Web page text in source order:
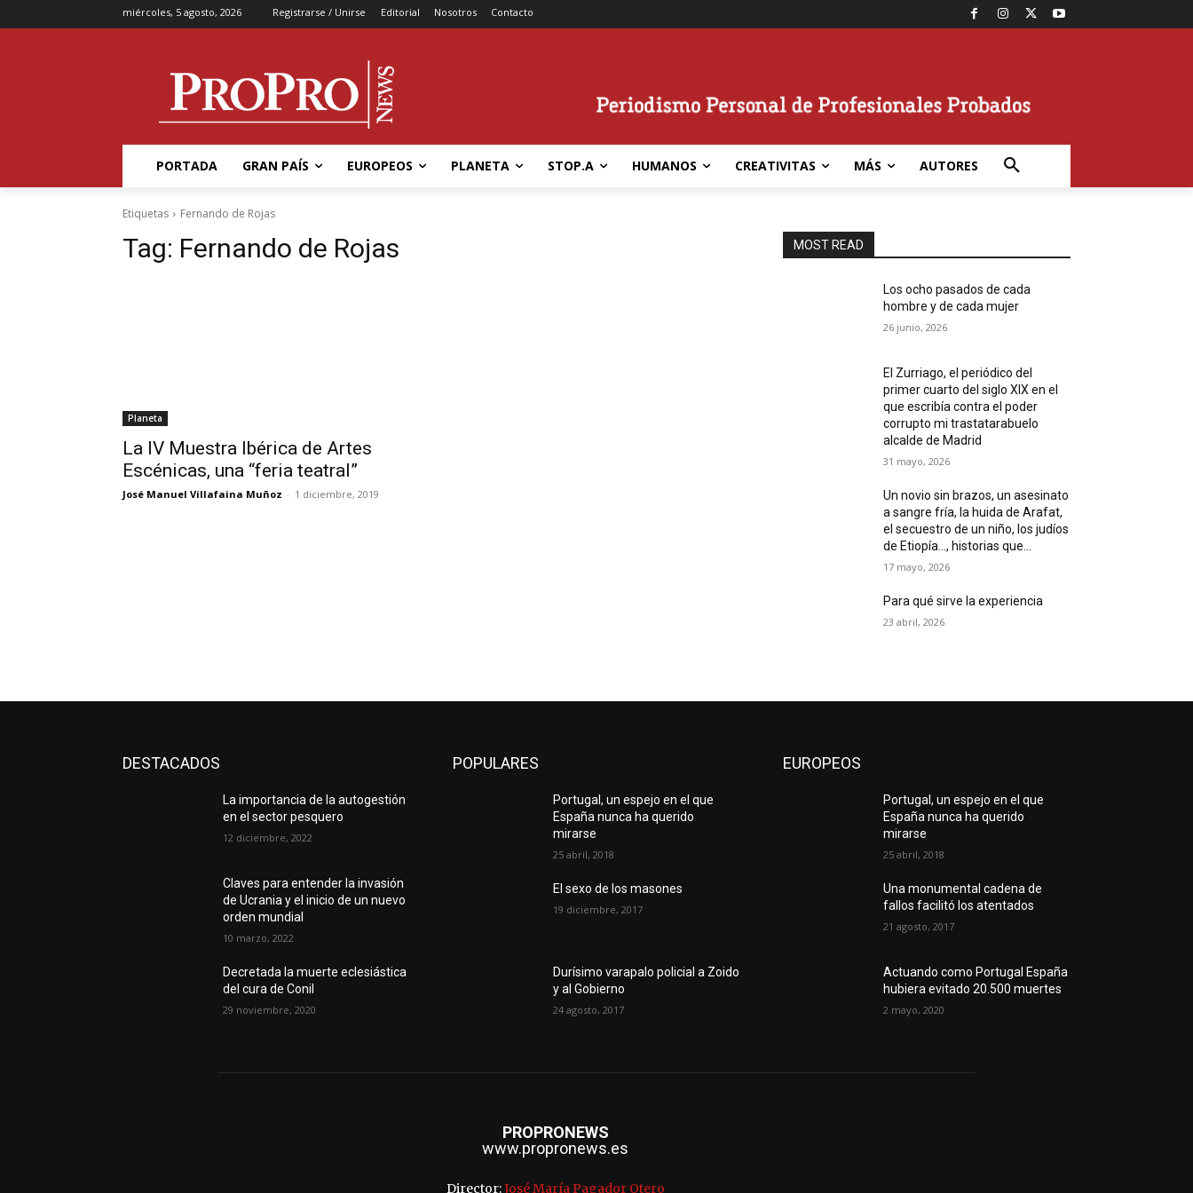
miércoles, 5 agosto, 2026 Registrarse / Unirse Editorial Nosotros Contacto
PORTADA GRAN PAÍS EUROPEOS PLANETA STOP.A HUMANOS CREATIVITAS MÁS AUTORES
Etiquetas Fernando de Rojas
Tag: Fernando de Rojas
Planeta
La IV Muestra Ibérica de Artes
Escénicas, una “feria teatral”
José Manuel Villafaina Muñoz - 1 diciembre, 2019
MOST READ
Los ocho pasados de cada
hombre y de cada mujer
26 junio, 2026
El Zurriago, el periódico del
primer cuarto del siglo XIX en el
que escribía contra el poder
corrupto mi trastatarabuelo
alcalde de Madrid
31 mayo, 2026
Un novio sin brazos, un asesinato
a sangre fría, la huida de Arafat,
el secuestro de un niño, los judíos
de Etiopía…, historias que...
17 mayo, 2026
Para qué sirve la experiencia
23 abril, 2026
DESTACADOS
La importancia de la autogestión
en el sector pesquero
12 diciembre, 2022
Claves para entender la invasión
de Ucrania y el inicio de un nuevo
orden mundial
10 marzo, 2022
Decretada la muerte eclesiástica
del cura de Conil
29 noviembre, 2020
POPULARES
Portugal, un espejo en el que
España nunca ha querido
mirarse
25 abril, 2018
El sexo de los masones
19 diciembre, 2017
Durísimo varapalo policial a Zoido
y al Gobierno
24 agosto, 2017
EUROPEOS
Portugal, un espejo en el que
España nunca ha querido
mirarse
25 abril, 2018
Una monumental cadena de
fallos facilitó los atentados
21 agosto, 2017
Actuando como Portugal España
hubiera evitado 20.500 muertes
2 mayo, 2020
PROPRONEWS
www.propronews.es
Director:José María Pagador Otero